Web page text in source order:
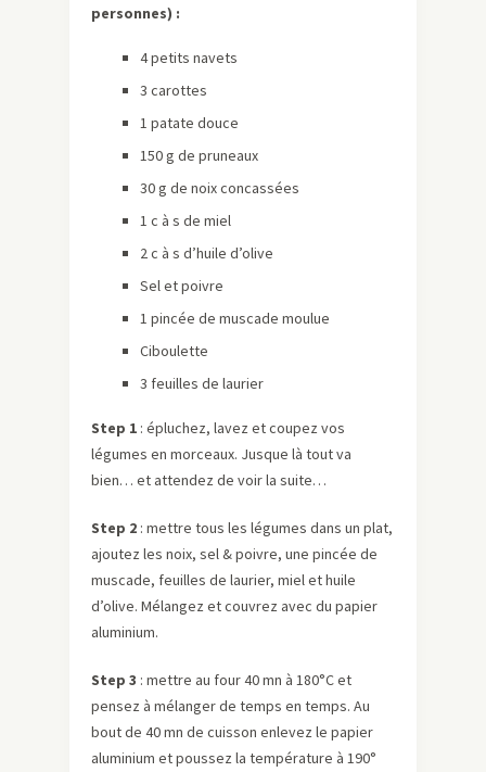
personnes) :
4 petits navets
3 carottes
1 patate douce
150 g de pruneaux
30 g de noix concassées
1 c à s de miel
2 c à s d’huile d’olive
Sel et poivre
1 pincée de muscade moulue
Ciboulette
3 feuilles de laurier
Step 1 : épluchez, lavez et coupez vos
légumes en morceaux. Jusque là tout va
bien… et attendez de voir la suite…
Step 2 : mettre tous les légumes dans un plat,
ajoutez les noix, sel & poivre, une pincée de
muscade, feuilles de laurier, miel et huile
d’olive. Mélangez et couvrez avec du papier
aluminium.
Step 3 : mettre au four 40 mn à 180°C et
pensez à mélanger de temps en temps. Au
bout de 40 mn de cuisson enlevez le papier
aluminium et poussez la température à 190°